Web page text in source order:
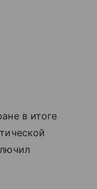
в итоге